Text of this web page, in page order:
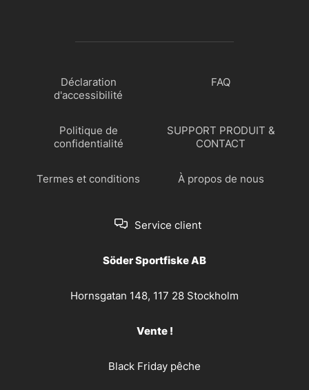
Déclaration
d'accessibilité
FAQ
Politique de
confidentialité
SUPPORT PRODUIT &
CONTACT
Termes et conditions À propos de nous
Service client
Söder Sportfiske AB
Hornsgatan 148, 117 28 Stockholm
Vente !
Black Friday pêche